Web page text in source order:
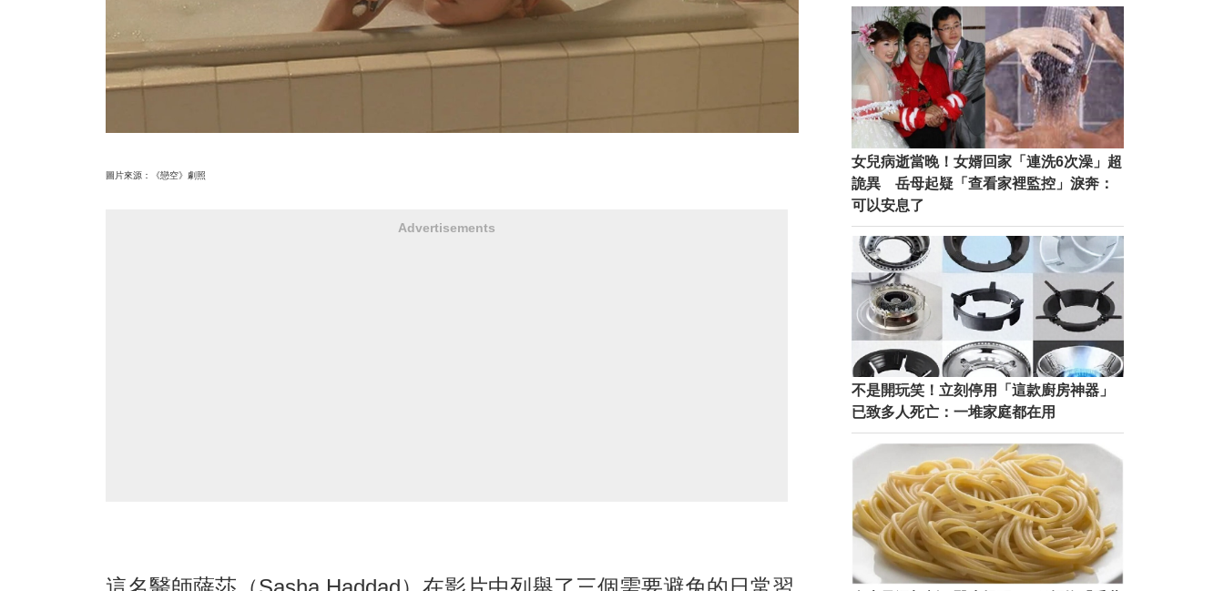
圖片來源：《戀空》劇照
Advertisements
女兒病逝當晚！女婿回家「連洗6次澡」超
詭異 岳母起疑「查看家裡監控」淚奔：
可以安息了
不是開玩笑！立刻停用「這款廚房神器」
已致多人死亡：一堆家庭都在用